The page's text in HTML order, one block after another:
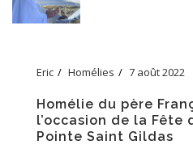
Eric Homélies 7 août 2022
Homélie du père
l’occasion de la Fête
Pointe Saint Gildas